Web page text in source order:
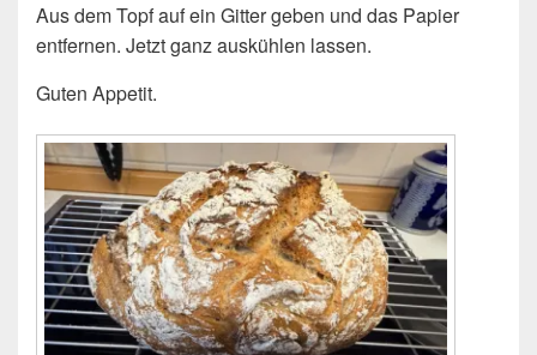
Aus dem Topf auf ein Gitter geben und das Papier
entfernen. Jetzt ganz auskühlen lassen.
Guten Appetit.